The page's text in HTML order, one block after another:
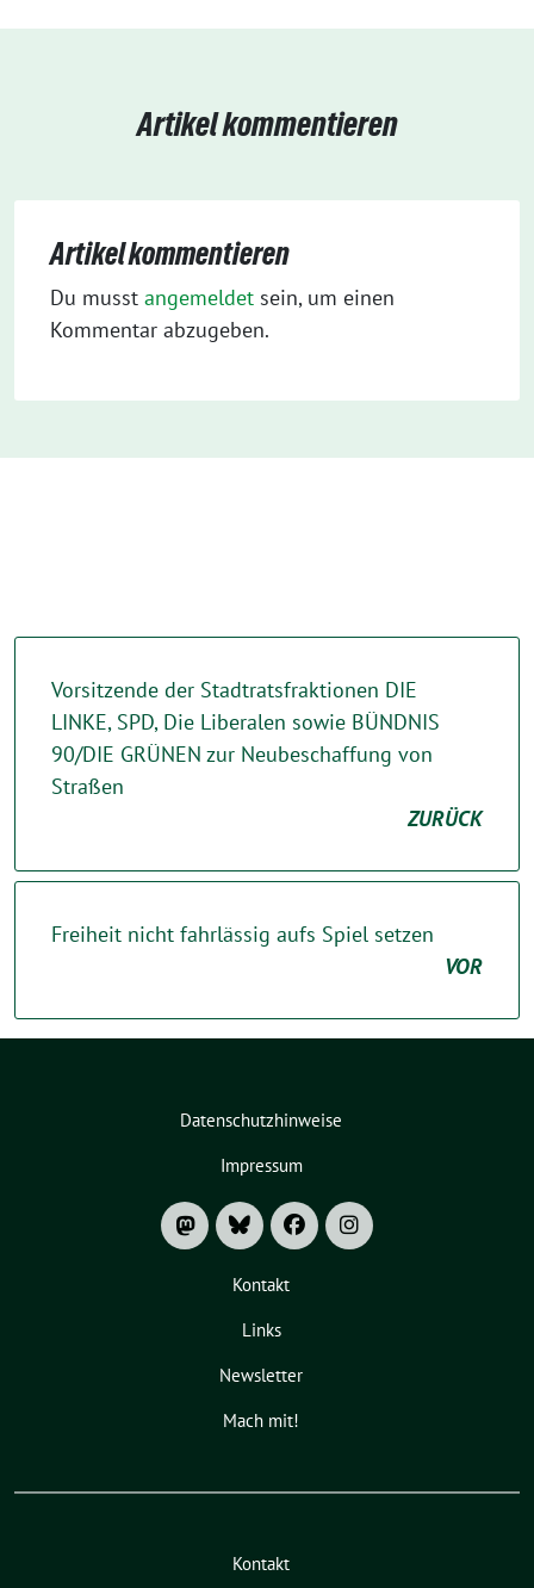
Artikel kommentieren
Artikel kommentieren
Du musst angemeldet sein, um einen
Kommentar abzugeben.
Vorsitzende der Stadtratsfraktionen DIE
LINKE, SPD, Die Liberalen sowie BÜNDNIS
90/DIE GRÜNEN zur Neubeschaffung von
Straßen
ZURÜCK
Freiheit nicht fahrlässig aufs Spiel setzen
VOR
Datenschutzhinweise
Impressum
Kontakt
Links
Newsletter
Mach mit!
Kontakt